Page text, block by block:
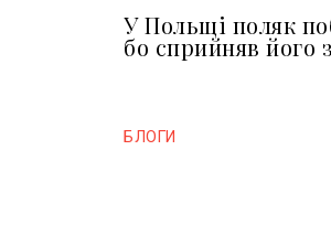
У Польщі поляк
бо сприйняв його
БЛОГИ